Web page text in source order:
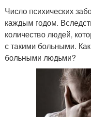
Число психических
каждым годом.
количество людей,
с такими больными.
больными людьми?